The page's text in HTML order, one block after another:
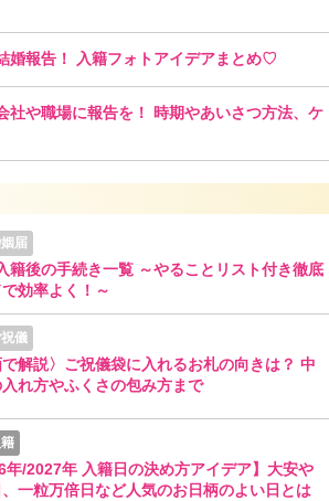
婚報告！ 入籍フォトアイデアまとめ♡
社や職場に報告を！ 時期やあいさつ方法、ケ
届
籍後の手続き一覧 ～やることリスト付き徹底
効率よく！～
祝儀
で解説〉ご祝儀袋に入れるお札の向きは？ 中
れ方やふくさの包み方まで
年/2027年 入籍日の決め方アイデア】大安や
一粒万倍日など人気のお日柄のよい日とは